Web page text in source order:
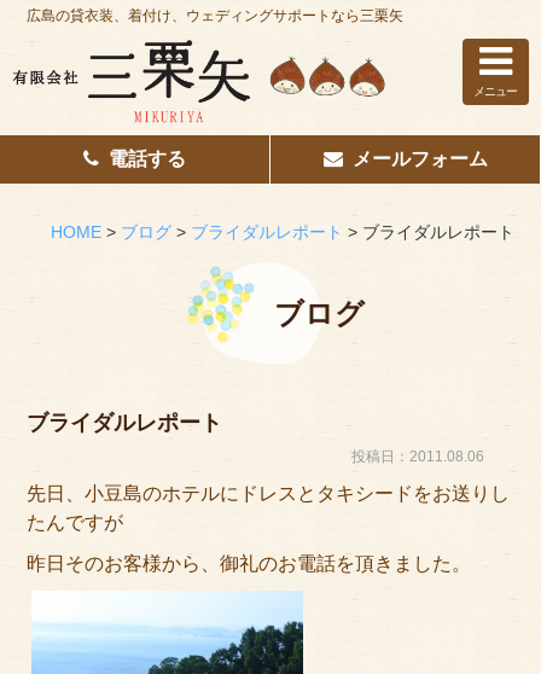
ホーム
はじめての方へ
その他サービス
アクセス
広島の貸衣装、着付け、ウェディングサポートなら三栗矢
メニュー
電話する メールフォーム
HOME> ブログ> ブライダルレポート > ブライダルレポート
ブログ
ブライダルレポート
投稿日：2011.08.06
先日、小豆島のホテルにドレスとタキシードをお送りし
たんですが
昨日そのお客様から、御礼のお電話を頂きました。